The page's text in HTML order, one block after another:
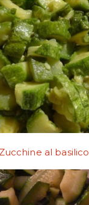
Zucchine al basilico